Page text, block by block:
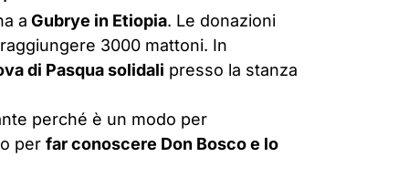
a Gubrye in Etiopia. Le donazioni
3000 mattoni. In
di Pasqua solidali presso la stanza
perché è un modo per
per far conoscere Don Bosco e lo